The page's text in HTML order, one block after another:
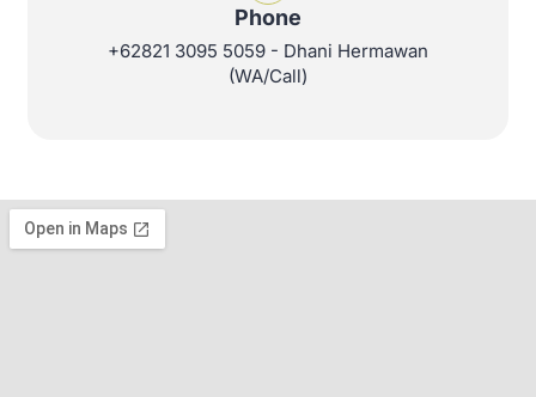
Phone
+62821 3095 5059 - Dhani Hermawan
(WA/Call)